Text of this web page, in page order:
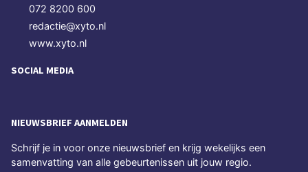
072 8200 600
redactie@xyto.nl
www.xyto.nl
SOCIAL MEDIA
NIEUWSBRIEF AANMELDEN
Schrijf je in voor onze nieuwsbrief en krijg wekelijks een
samenvatting van alle gebeurtenissen uit jouw regio.